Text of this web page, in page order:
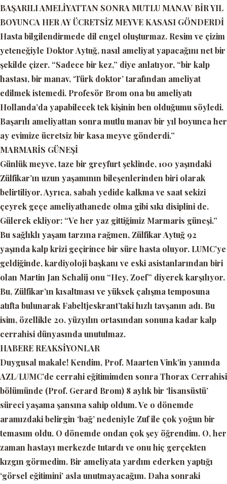
BAŞARILI AMELİYATTAN SONRA MUTLU MANAV BİR YIL
BOYUNCA HER AY ÜCRETSİZ MEYVE KASASI GÖNDERDİ
Hasta bilgilendirmede dil engel oluşturmaz. Resim ve çizim
yeteneğiyle Doktor Aytuğ, nasıl ameliyat yapacağını net bir
şekilde çizer. “Sadece bir kez,” diye anlatıyor, “bir kalp
hastası, bir manav, ‘Türk doktor’ tarafından ameliyat
edilmek istemedi. Profesör Brom ona bu ameliyatı
Hollanda’da yapabilecek tek kişinin ben olduğumu söyledi.
Başarılı ameliyattan sonra mutlu manav bir yıl boyunca her
ay evimize ücretsiz bir kasa meyve gönderdi.”
MARMARİS GÜNEŞİ
Günlük meyve, taze bir greyfurt şeklinde, 100 yaşındaki
Zülfikar’ın uzun yaşamının bileşenlerinden biri olarak
belirtiliyor. Ayrıca, sabah yedide kalkma ve saat sekizi
çeyrek geçe ameliyathanede olma gibi sıkı disiplini de.
Gülerek ekliyor: “Ve her yaz gittiğimiz Marmaris güneşi.”
Bu sağlıklı yaşam tarzına rağmen, Zülfikar Aytuğ 92
yaşında kalp krizi geçirince bir süre hasta oluyor. LUMC’ye
geldiğinde, kardiyoloji başkanı ve eski asistanlarından biri
olan Martin Jan Schalij onu “Hey, Zoef” diyerek karşılıyor.
Bu, Zülfikar’ın kısaltması ve yüksek çalışma temposuna
atıfta bulunarak Fabeltjeskrant’taki hızlı tavşanın adı. Bu
isim, özellikle 20. yüzyılın ortasından sonuna kadar kalp
cerrahisi dünyasında unutulmaz.
HABERE REAKSİYONLAR
Duygusal makale! Kendim, Prof. Maarten Vink’in yanında
AZL/LUMC’de cerrahi eğitimimden sonra Thorax Cerrahisi
bölümünde (Prof. Gerard Brom) 8 aylık bir ‘lisansüstü’
süreci yaşama şansına sahip oldum. Ve o dönemde
aramızdaki belirgin ‘bağ’ nedeniyle Zuf ile çok yoğun bir
temasım oldu. O dönemde ondan çok şey öğrendim. O, her
zaman hastayı merkezde tutardı ve onu hiç gerçekten
kızgın görmedim. Bir ameliyata yardım ederken yaptığı
‘görsel eğitimini’ asla unutmayacağım. Daha sonraki